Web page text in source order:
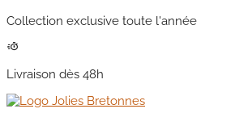
Collection exclusive toute l'année
Livraison dès 48h